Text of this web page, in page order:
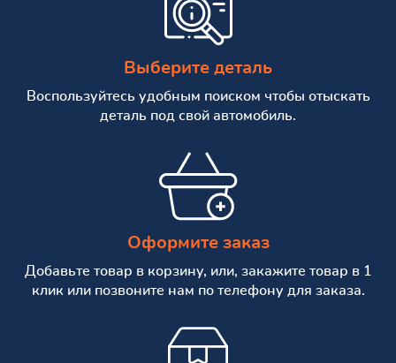
Выберите деталь
Воспользуйтесь удобным поиском чтобы отыскать
деталь под свой автомобиль.
Оформите заказ
Добавьте товар в корзину, или, закажите товар в 1
клик или позвоните нам по телефону для заказа.